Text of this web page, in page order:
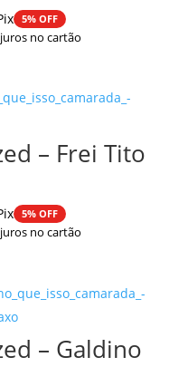
5% OFF
no cartão
– Frei Tito
5% OFF
no cartão
– Galdino